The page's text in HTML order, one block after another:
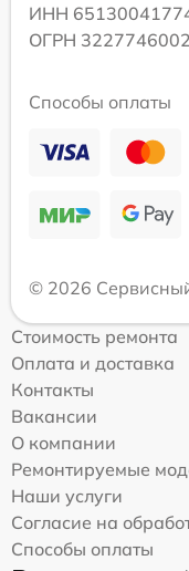
ИНН
ОГРН
Способы оплаты
© 2026
Стоимость ремонта
Оплата и доставка
Контакты
Вакансии
О компании
Ремонтируемые
Наши услуги
Согласие на
Способы оплаты